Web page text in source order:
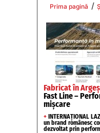
Prima pagină /
Fabricat în
Fast Line –
mișcare
+ INTERNAȚIONAL
un brand românesc
dezvoltat prin